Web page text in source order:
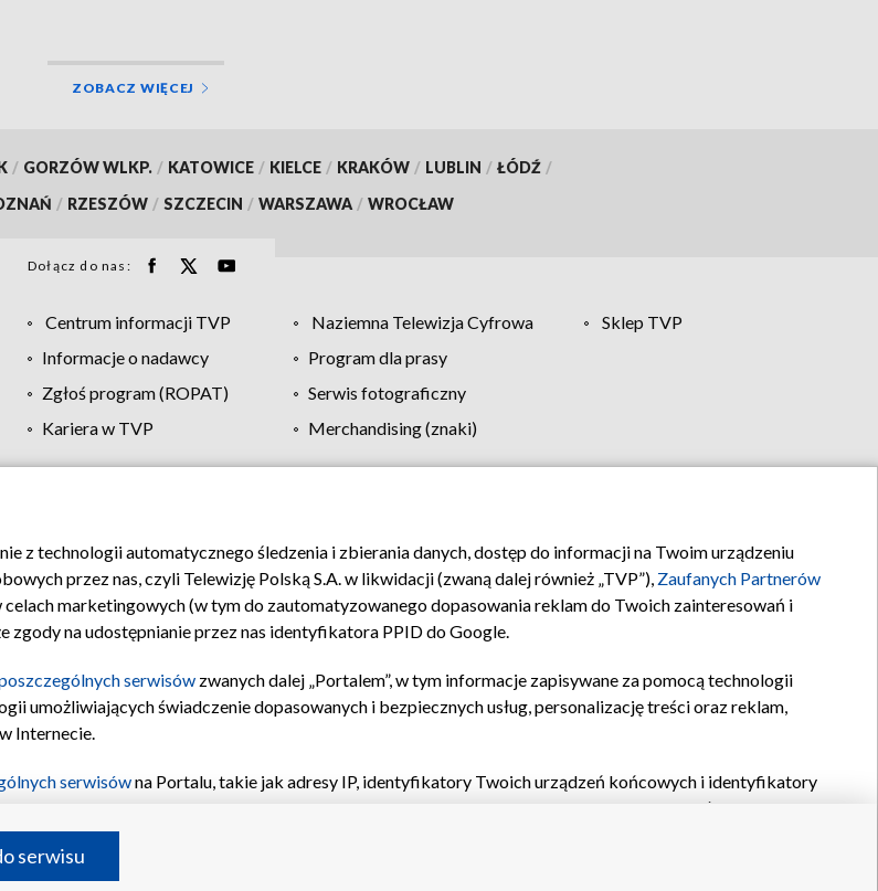
ZOBACZ WIĘCEJ
/ GORZÓW WLKP. / KATOWICE / KIELCE / KRAKÓW / LUBLIN / ŁÓDŹ /
/ RZESZÓW / SZCZECIN / WARSZAWA / WROCŁAW
Dołącz do nas:
Centrum informacji TVP Naziemna Telewizja Cyfrowa
Sklep TVP
Informacje o nadawcy
Program dla prasy
Zgłoś program (ROPAT)
Serwis fotograficzny
Kariera w TVP
Merchandising (znaki)
Moje zgody Pomoc Biuro reklamy Kontakt
z technologii automatycznego śledzenia i zbierania danych, dostęp do informacji na Twoim urządzeniu
przez nas, czyli Telewizję Polską S.A. w likwidacji (zwaną dalej również „TVP”), Zaufanych Partnerów
celach marketingowych (w tym do zautomatyzowanego dopasowania reklam do Twoich zainteresowań i
zgody na udostępnianie przez nas identyfikatora PPID do Google.
serwisów zwanych dalej „Portalem”, w tym informacje zapisywane za pomocą technologii
umożliwiających świadczenie dopasowanych i bezpiecznych usług, personalizację treści oraz reklam,
Internecie.
serwisówna Portalu, takie jak adresy IP, identyfikatory Twoich urządzeń końcowych i identyfikatory
oraz pozostałych
na urządzeniu lub dostęp do nich, wyboru podstawowych reklam, wyboru spersonalizowanych
treści, wyboru spersonalizowanych treści, pomiaru wydajności reklam, pomiaru wydajności
serwisu